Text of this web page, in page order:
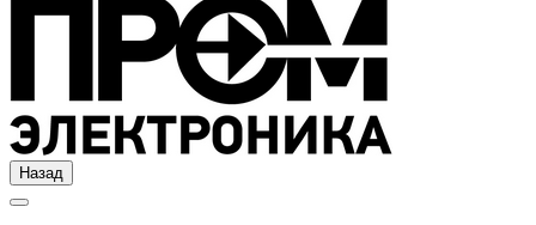
Назад